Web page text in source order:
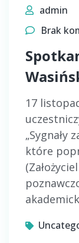
admin
Brak
17
„Sygnały
które